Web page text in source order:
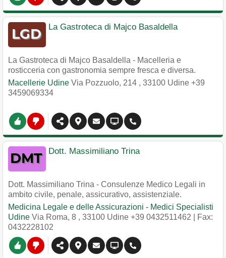
La Gastroteca di Majco Basaldella
La Gastroteca di Majco Basaldella - Macelleria e
rosticceria con gastronomia sempre fresca e diversa.
Macellerie Udine Via Pozzuolo, 214 , 33100 Udine +39
3459069334
Dott. Massimiliano Trina
Dott. Massimiliano Trina - Consulenze Medico Legali in
ambito civile, penale, assicurativo, assistenziale.
Medicina Legale e delle Assicurazioni - Medici Specialisti
Udine Via Roma, 8 , 33100 Udine +39 0432511462 | Fax:
0432228102